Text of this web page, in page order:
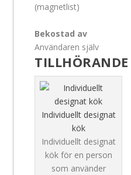
(magnetlist)
Bekostad av
Användaren själv
Individuellt designat
kök
Individuellt designat
kök för en person
som använder